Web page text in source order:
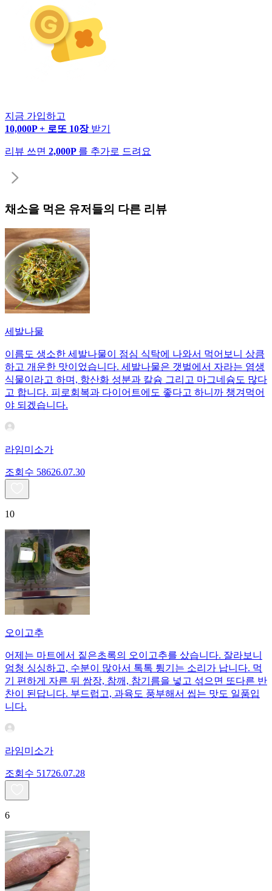
지금 가입하고
10,000P + 로또 10장 받기
리뷰 쓰면 2,000P 를 추가로 드려요
채소을 먹은 유저들의 다른 리뷰
세발나물
이름도 생소한 세발나물이 점심 식탁에 나와서 먹어보니 상큼
하고 개운한 맛이었습니다. 세발나물은 갯벌에서 자라는 염생
식물이라고 하며, 항산화 성분과 칼슘 그리고 마그네슘도 많다
고 합니다. 피로회복과 다이어트에도 좋다고 하니까 챙겨먹어
야 되겠습니다.
라임미소가
조회수 58626.07.30
10
오이고추
어제는 마트에서 짙은초록의 오이고추를 샀습니다. 잘라보니
엄청 싱싱하고, 수분이 많아서 톡톡 튕기는 소리가 납니다. 먹
기 편하게 자른 뒤 쌈장, 참깨, 참기름을 넣고 섞으면 또다른 반
찬이 된답니다. 부드럽고, 과육도 풍부해서 씹는 맛도 일품입
니다.
라임미소가
조회수 51726.07.28
6